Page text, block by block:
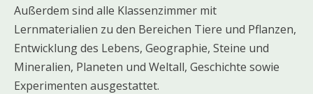
Außerdem sind alle Klassenzimmer mit
Lernmaterialien zu den Bereichen Tiere und Pflanzen,
Entwicklung des Lebens, Geographie, Steine und
Mineralien, Planeten und Weltall, Geschichte sowie
Experimenten ausgestattet.